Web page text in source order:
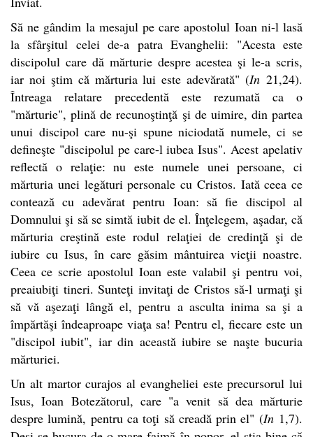
Să ne gândim la mesajul pe care apostolul Ioan ni-l lasă
la sfârşitul celei de-a patra Evanghelii: "Acesta este
discipolul care dă mărturie despre acestea şi le-a scris,
iar noi ştim că mărturia lui este adevărată" (In 21,24).
Întreaga relatare precedentă este rezumată ca o
"mărturie", plină de recunoştinţă şi de uimire, din partea
unui discipol care nu-şi spune niciodată numele, ci se
defineşte "discipolul pe care-l iubea Isus". Acest apelativ
reflectă o relaţie: nu este numele unei persoane, ci
mărturia unei legături personale cu Cristos. Iată ceea ce
contează cu adevărat pentru Ioan: să fie discipol al
Domnului şi să se simtă iubit de el. Înţelegem, aşadar, că
mărturia creştină este rodul relaţiei de credinţă şi de
iubire cu Isus, în care găsim mântuirea vieţii noastre.
Ceea ce scrie apostolul Ioan este valabil şi pentru voi,
preaiubiţi tineri. Sunteţi invitaţi de Cristos să-l urmaţi şi
să vă aşezaţi lângă el, pentru a asculta inima sa şi a
împărtăşi îndeaproape viaţa sa! Pentru el, fiecare este un
"discipol iubit", iar din această iubire se naşte bucuria
mărturiei.
Un alt martor curajos al evangheliei este precursorul lui
Isus, Ioan Botezătorul, care "a venit să dea mărturie
despre lumină, pentru ca toţi să creadă prin el" (In1,7).